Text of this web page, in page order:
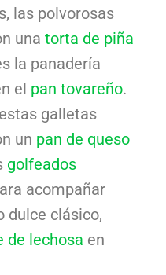
las polvorosas
una torta de piña
la panadería
el pan tovareño.
galletas
un pan de queso
golfeados
acompañar
dulce clásico,
de lechosa en